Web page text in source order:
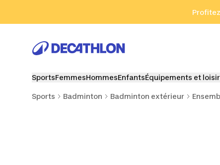
Aller au pied
SportsFemmesHommesEnfantsÉquipements et
Sports Badminton Badminton extérieur